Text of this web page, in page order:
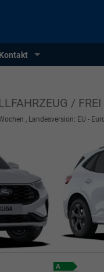
Kontakt
/
, Landesversion: EU -